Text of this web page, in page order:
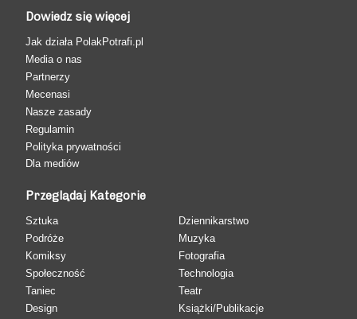
Dowiedz się więcej
Jak działa PolakPotrafi.pl
Media o nas
Partnerzy
Mecenasi
Nasze zasady
Regulamin
Polityka prywatności
Dla mediów
Przeglądaj Kategorie
Sztuka
Podróże
Komiksy
Społeczność
Taniec
Design
Dziennikarstwo
Muzyka
Fotografia
Technologia
Teatr
Książki/Publikacje